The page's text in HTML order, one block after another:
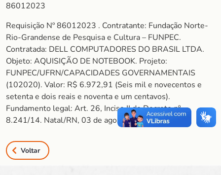
86012023
Requisição Nº 86012023 . Contratante: Fundação Norte-
Rio-Grandense de Pesquisa e Cultura – FUNPEC.
Contratada: DELL COMPUTADORES DO BRASIL LTDA.
Objeto: AQUISIÇÃO DE NOTEBOOK. Projeto:
FUNPEC/UFRN/CAPACIDADES GOVERNAMENTAIS
(102020). Valor: R$ 6.972,91 (Seis mil e novecentos e
setenta e dois reais e noventa e um centavos).
Fundamento legal: Art. 26, Inciso II do Decreto nº
8.241/14. Natal/RN, 03 de agosto de 2023.
Voltar